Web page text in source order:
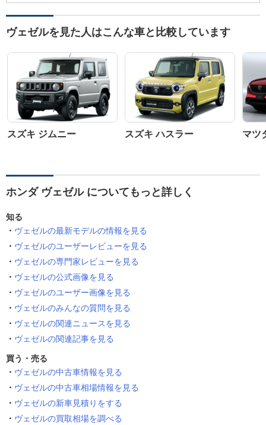
ヴェゼルを見た人はこんな車と比較しています
スズキ ジムニー スズキ ハスラー マツ
ホンダ ヴェゼル についてもっと詳しく
知る
ヴェゼルの最新モデルの情報を見る
ヴェゼルのユーザーレビューを見る
ヴェゼルの専門家レビューを見る
ヴェゼルの公式画像を見る
ヴェゼルのユーザー画像を見る
ヴェゼルのみんなの質問を見る
ヴェゼルの関連ニュースを見る
ヴェゼルの関連記事を見る
買う・売る
ヴェゼルの中古車情報を見る
ヴェゼルの中古車相場情報を見る
ヴェゼルの新車見積りをする
ヴェゼルの買取相場を調べる